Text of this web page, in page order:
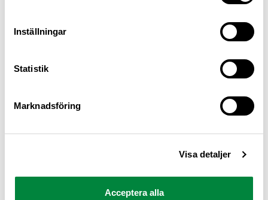
Inställningar
Statistik
Marknadsföring
Visa detaljer
Acceptera alla
M Sverige är Sveriges största konsumentorganisation
för bilister och andra trafikanter
Ansvarig utgivare: Heléne Lilja
Pressrum
Om oss